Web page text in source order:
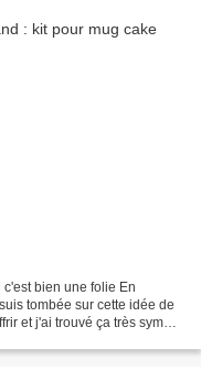
bien une folie En
tombée sur cette idée de
et j'ai trouvé ça très sympa.